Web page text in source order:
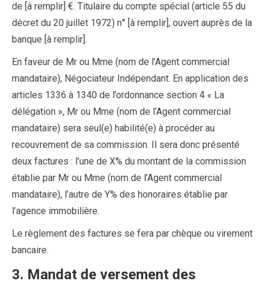
de [à remplir] €. Titulaire du compte spécial (article 55 du
décret du 20 juillet 1972) n° [à remplir], ouvert auprès de la
banque [à remplir].
En faveur de Mr ou Mme (nom de l’Agent commercial
mandataire), Négociateur Indépendant. En application des
articles 1336 à 1340 de l’ordonnance section 4 « La
délégation », Mr ou Mme (nom de l’Agent commercial
mandataire) sera seul(e) habilité(e) à procéder au
recouvrement de sa commission. Il sera donc présenté
deux factures : l’une de X% du montant de la commission
établie par Mr ou Mme (nom de l’Agent commercial
mandataire), l’autre de Y% des honoraires établie par
l’agence immobilière.
Le règlement des factures se fera par chèque ou virement
bancaire.
3. Mandat de versement des